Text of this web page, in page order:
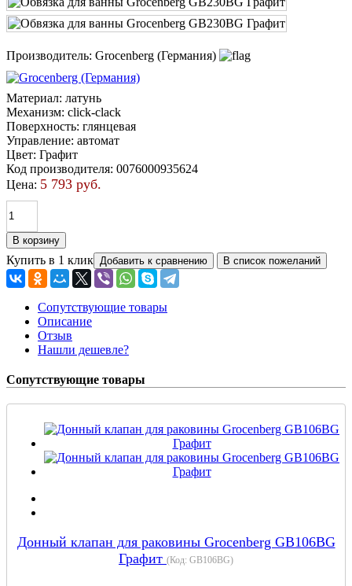
Производитель: Grocenberg (Германия)
Материал: латунь
Механизм: click-clack
Поверхность: глянцевая
Управление: автомат
Цвет: Графит
Код производителя: 0076000935624
Цена: 5 793 руб.
Купить в 1 клик
Сопутствующие товары
Описание
Отзыв
Нашли дешевле?
Сопутствующие товары
Донный клапан для раковины Grocenberg GB106BG
Графит (Код: GB106BG)